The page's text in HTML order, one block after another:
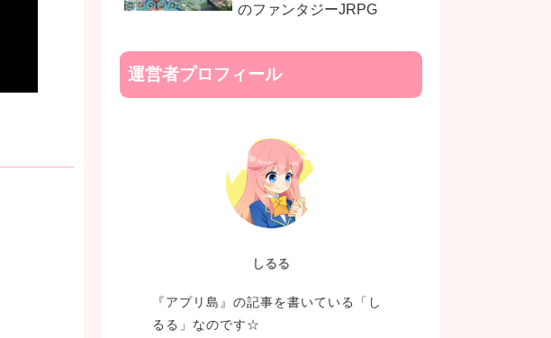
のファンタジーJRPG
運営者プロフィール
しるる
『アプリ島』の記事を書いている「し
るる」なのです☆